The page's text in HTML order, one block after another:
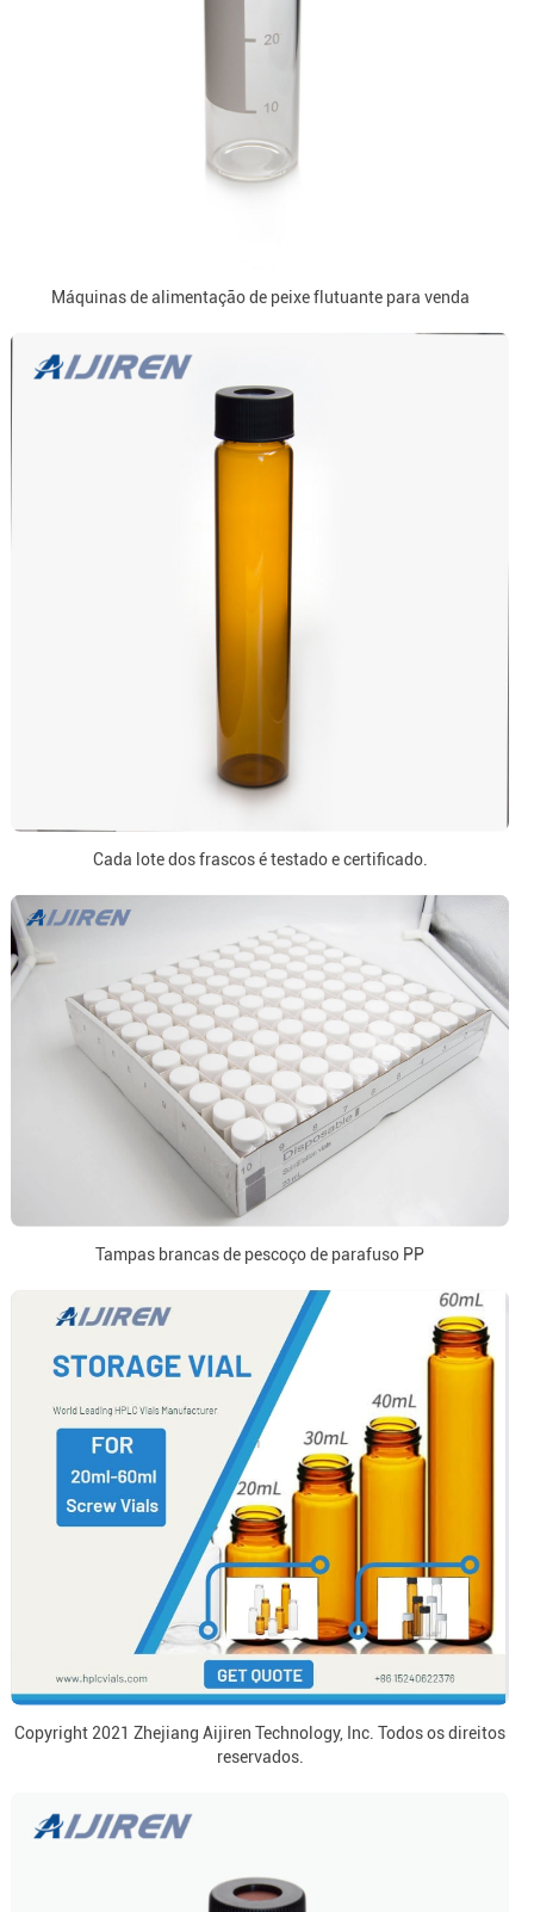
Máquinas de alimentação de peixe flutuante para venda
Cada lote dos frascos é testado e certificado.
Tampas brancas de pescoço de parafuso PP
Copyright 2021 Zhejiang Aijiren Technology, Inc. Todos os direitos
reservados.